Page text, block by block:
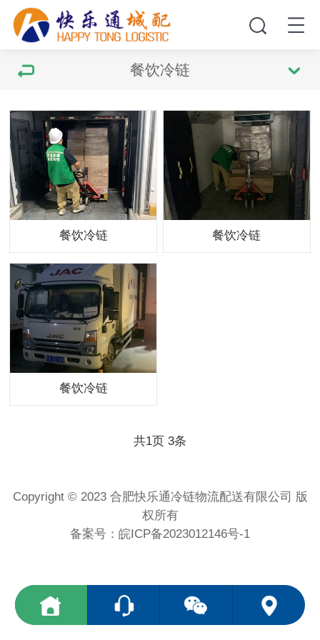
餐饮冷链
餐饮冷链 餐饮冷链
餐饮冷链
共1页 3条
Copyright © 2023 合肥快乐通冷链物流配送有限公司 版
权所有
备案号： 皖ICP备2023012146号-1